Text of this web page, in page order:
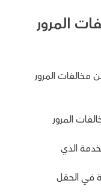
المرور
مخالفات المرور
المرور
الذي
في الحقل